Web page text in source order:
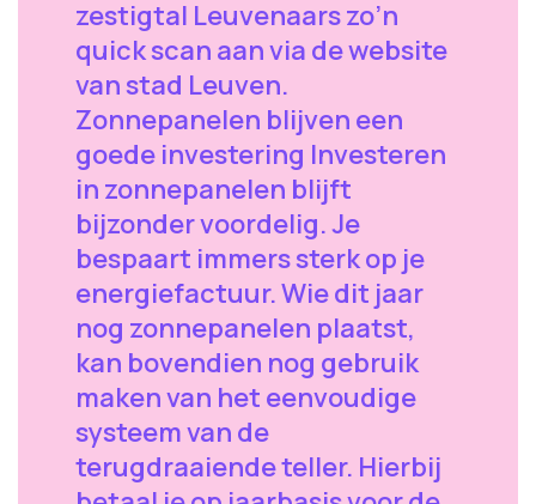
zestigtal Leuvenaars zo’n
quick scan aan via de website
van stad Leuven.
Zonnepanelen blijven een
goede investering Investeren
in zonnepanelen blijft
bijzonder voordelig. Je
bespaart immers sterk op je
energiefactuur. Wie dit jaar
nog zonnepanelen plaatst,
kan bovendien nog gebruik
maken van het eenvoudige
systeem van de
terugdraaiende teller. Hierbij